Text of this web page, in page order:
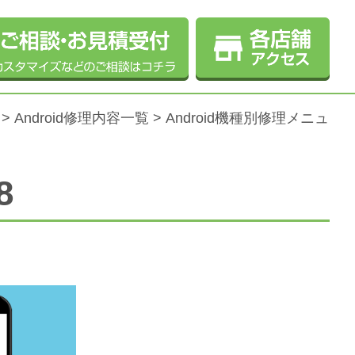
Android修理内容一覧 > Android機種別修理メニュ